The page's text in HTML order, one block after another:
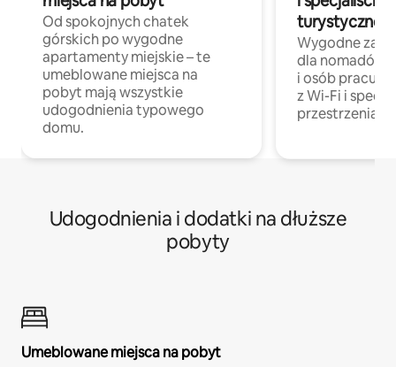
Od spokojnych chatek
górskich po wygodne
apartamenty miejskie – te
umeblowane miejsca na
pobyt mają wszystkie
udogodnienia typowego
domu.
turystycznej
Wygodne
dla nomadów
i osób
z Wi-Fi i
przestrzenią
Udogodnienia i dodatki na dłuższe
pobyty
Umeblowane miejsca na pobyt